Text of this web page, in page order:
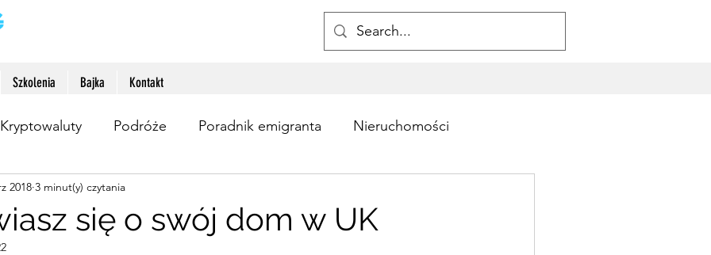
Szkolenia Bajka Kontakt
Kryptowaluty Podróże Poradnik emigranta Nieruchomości
Zarabianie przez internet
się o swój dom w UK
2018 3 minut(y) czytania